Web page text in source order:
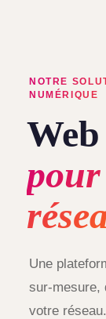
NOTRE
NUMÉRIQUE
pour
Une
sur-mesure,
votre